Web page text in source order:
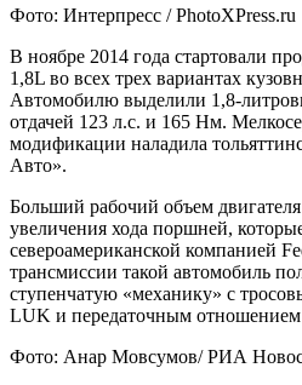
Фото: Интерпресс / PhotoXPress.ru
В ноябре 2014 года стартовали
1,8L во всех трех вариантах
Автомобилю выделили 1,8-
отдачей 123 л.с. и 165 Нм.
модификации наладила
Авто».
Больший рабочий объем
увеличения хода поршней,
североамериканской компанией
трансмиссии такой автомобиль
ступенчатую «механику» с
LUK и передаточным отношением
Фото: Анар Мовсумов/ РИА